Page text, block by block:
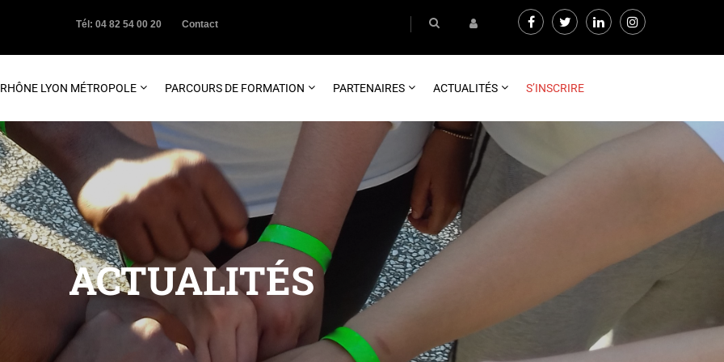
Contact
Tél: 04 82 54 00 20
LYON MÉTROPOLE PARCOURS DE FORMATION PARTENAIRES ACTUALITÉS S’INSCRIRE
ACTUALITÉS